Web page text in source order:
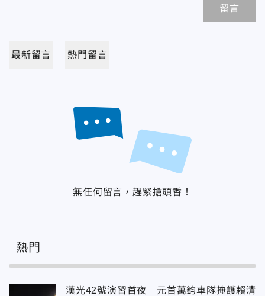
留言
最新留言 熱門留言
無任何留言，趕緊搶頭香！
熱門
漢光42號演習首夜 元首萬鈞車隊掩護賴清